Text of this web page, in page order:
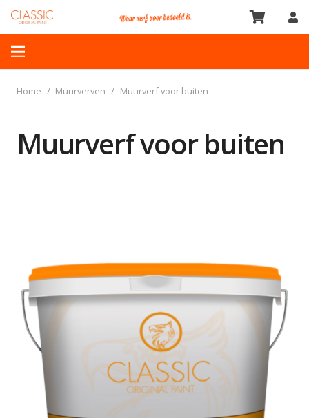
Home / Muurverven / Muurverf voor buiten
Muurverf voor buiten